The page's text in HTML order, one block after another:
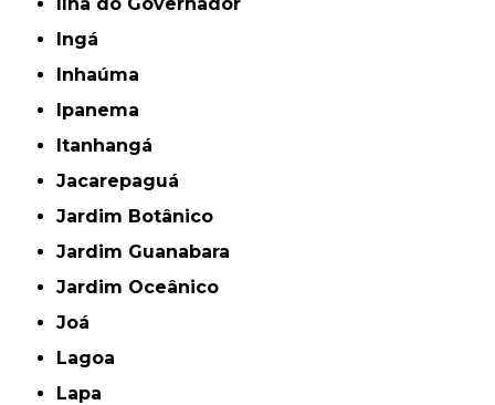
Ingá
Inhaúma
Ipanema
Itanhangá
Jacarepaguá
Jardim Botânico
Jardim Guanabara
Jardim Oceânico
Joá
Lagoa
Lapa